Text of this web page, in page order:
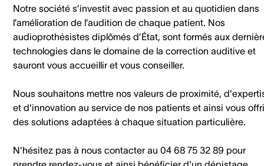
Notre société s’investit avec passion et au quotidien dans
l’amélioration de l’audition de chaque patient. Nos
audioprothésistes diplômés d’État, sont formés aux
technologies dans le domaine de la correction auditive et
sauront vous accueillir et vous conseiller.
Nous souhaitons mettre nos valeurs de proximité,
et d'innovation au service de nos patients et ainsi vous
des solutions adaptées à chaque situation particulière.
N'hésitez pas à nous contacter au 04 68 75 32 89 pour